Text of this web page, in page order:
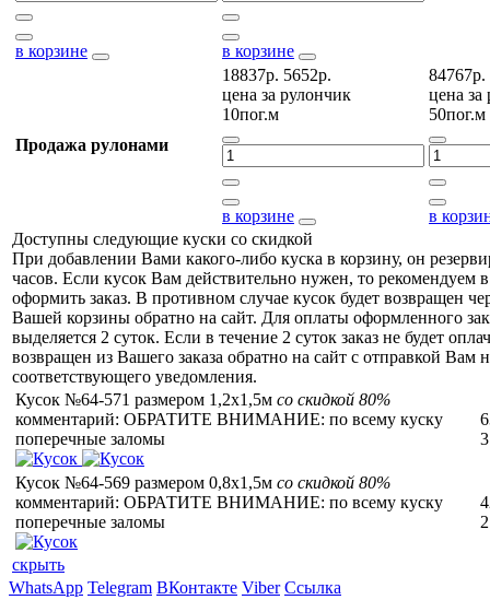
в корзине в корзине
Продажа рулонами
18837р. 5652р.
цена за рулончик
10пог.м
в корзине
84767р.
цена за
50пог.м
в
Доступны следующие куски со скидкой
При добавлении Вами какого-либо куска в корзину, он
часов. Если кусок Вам действительно нужен, то рекомендуем
оформить заказ. В противном случае кусок будет возвращен
Вашей корзины обратно на сайт. Для оплаты оформленного
выделяется 2 суток. Если в течение 2 суток заказ не будет
возвращен из Вашего заказа обратно на сайт с отправкой Вам
соответствующего уведомления.
Кусок №64-571 размером 1,2x1,5м со скидкой 80%
комментарий: ОБРАТИТЕ ВНИМАНИЕ: по всему куску
поперечные заломы
Кусок №64-569 размером 0,8x1,5м со скидкой 80%
комментарий: ОБРАТИТЕ ВНИМАНИЕ: по всему куску
поперечные заломы
скрыть
WhatsApp Telegram ВКонтакте Viber Ссылка